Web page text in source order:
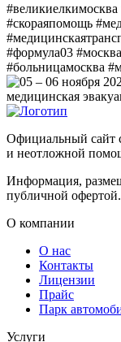
#великиелкимосква
#скораяпомощь
#формула03
#больницамосква
Официальный сайт
и неотложной
Информация,
публичной офертой.
О компании
О нас
Контакты
Лицензии
Прайс
Парк
Услуги